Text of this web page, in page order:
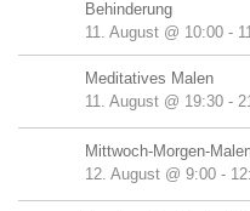
Behinderung
11. August @ 10:00 -
Meditatives Malen
11. August @ 19:30 -
Mittwoch-Morgen-
12. August @ 9:00 -